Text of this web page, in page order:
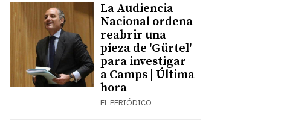
La Audiencia
Nacional ordena
reabrir una
pieza de 'Gürtel'
para investigar
a Camps | Última
hora
EL PERIÓDICO